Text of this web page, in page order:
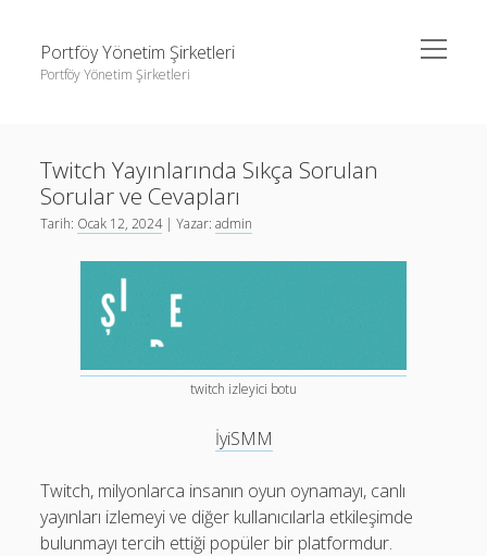
Portföy Yönetim Şirketleri
Portföy Yönetim Şirketleri
menüyü
aç
Sayfa Listesi
Youtube Beğeni Gönderme Hilesi
Liste
Youtube Beğeni Gönderme Hilesi
Twitch Yayınlarında Sıkça Sorulan
Sorular ve Cevapları
Tarih: Ocak 12, 2024| Yazar:admin
twitch izleyici botu
İyiSMM
Twitch, milyonlarca insanın oyun oynamayı, canlı
yayınları izlemeyi ve diğer kullanıcılarla etkileşimde
bulunmayı tercih ettiği popüler bir platformdur.